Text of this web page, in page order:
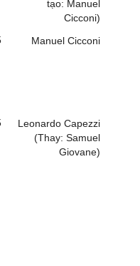
tạo: Manuel
Cicconi)
Manuel Cicconi
Leonardo Capezzi
(Thay: Samuel
Giovane)